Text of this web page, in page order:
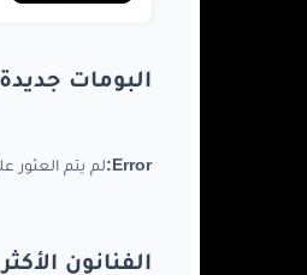
البومات جديدة
Error: لم يتم العثور
الفنانون